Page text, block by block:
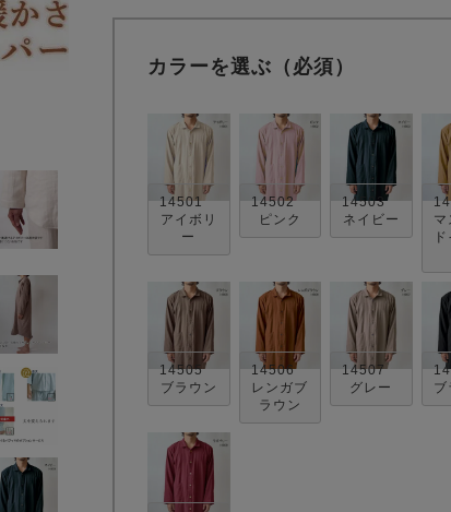
カラーを選ぶ（必須）
14501
アイボリ
ー
14502
ピンク
14503
ネイビー
マ
14505
ブラウン
14506
レンガブ
ラウン
14507
グレー
ブ